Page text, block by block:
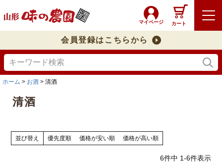
マイページ カート
会員登録はこちらから
ホーム お酒 清酒
清酒
並び替え 優先度順 価格が安い順 価格が高い順
6件中 1-6件表示